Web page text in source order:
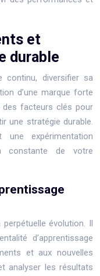
et
durable
continu, diversifier sa
d’une marque forte
facteurs clés pour
une stratégie durable.
expérimentation
constante de votre
évolution. Il
d’apprentissage
et aux nouvelles
analyser les résultats